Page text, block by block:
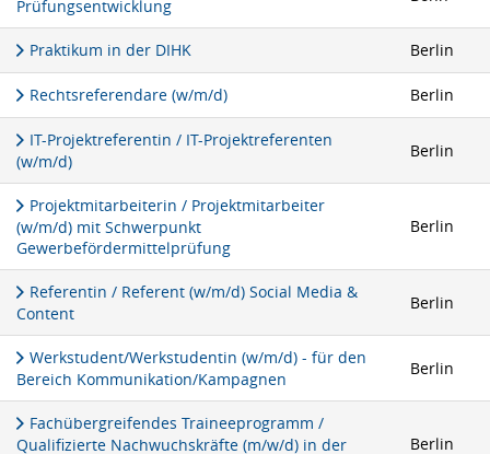
Prüfungsentwicklung
Praktikum in der DIHK Berlin
Rechtsreferendare (w/m/d) Berlin
IT-Projektreferentin / IT-Projektreferenten
(w/m/d)
Berlin
Projektmitarbeiterin / Projektmitarbeiter
(w/m/d) mit Schwerpunkt
Gewerbefördermittelprüfung
Berlin
Referentin / Referent (w/m/d) Social Media &
Content
Berlin
Werkstudent/Werkstudentin (w/m/d) - für den
Bereich Kommunikation/Kampagnen
Berlin
Fachübergreifendes Traineeprogramm /
Qualifizierte Nachwuchskräfte (m/w/d) in der
Berlin